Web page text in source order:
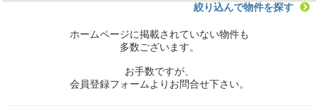
絞り込んで物件を探す
ホームページに掲載されていない物件も
多数ございます。
お手数ですが、
会員登録フォームよりお問合せ下さい。